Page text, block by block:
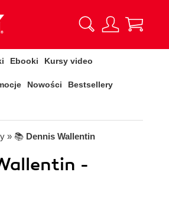
Ebooki Kursy video
Nowości Bestsellery
» 📚 Dennis Wallentin
-